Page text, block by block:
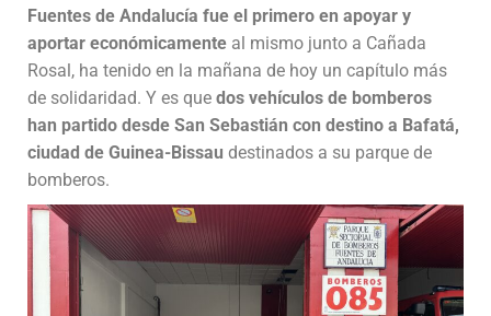
Fuentes de Andalucía fue el primero en apoyar y
aportar económicamente al mismo junto a Cañada
Rosal, ha tenido en la mañana de hoy un capítulo más
de solidaridad. Y es que dos vehículos de bomberos
han partido desde San Sebastián con destino a Bafatá,
ciudad de Guinea-Bissau destinados a su parque de
bomberos.